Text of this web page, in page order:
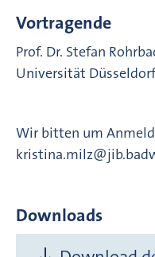
Vortragende
Prof. Dr. Stefan
Universität
Wir bitten um
Downloads